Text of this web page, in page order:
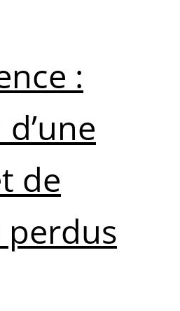
:
de
perdus